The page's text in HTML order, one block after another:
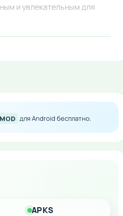
и увлекательным для
для Android бесплатно.
APKS